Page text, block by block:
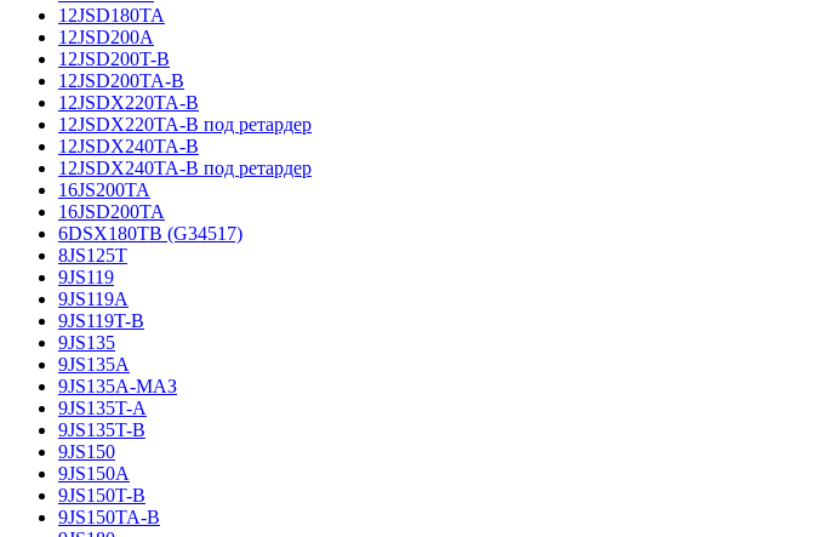
12JSD180TA
12JSD200A
12JSD200T-B
12JSD200TA-B
12JSDX220TA-B
12JSDX220TA-B под ретардер
12JSDX240TA-B
12JSDX240TA-B под ретардер
16JS200TA
16JSD200TA
6DSX180TB (G34517)
8JS125T
9JS119
9JS119A
9JS119T-B
9JS135
9JS135A
9JS135A-МАЗ
9JS135T-A
9JS135T-B
9JS150
9JS150A
9JS150T-B
9JS150TA-B